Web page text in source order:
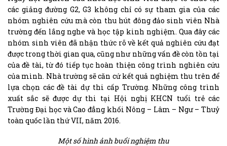
các giảng đường G2, G3 không chỉ có sự tham gia của các
nhóm nghiên cứu mà còn thu hút đông đảo sinh viên Nhà
trường đến lắng nghe và học tập kinh nghiệm. Qua đây các
nhóm sinh viên đã nhận thức rõ về kết quả nghiên cứu đạt
được trong thời gian qua, cũng như những vấn đề còn tồn tại
của đề tài, từ đó tiếp tục hoàn thiện công trình nghiên cứu
của mình. Nhà trường sẽ căn cứ kết quả nghiệm thu trên để
lựa chọn các đề tài dự thi cấp Trường. Những công trình
xuất sắc sẽ được dự thi tại Hội nghị KHCN tuổi trẻ các
Trường Đại học và Cao đẳng khối Nông – Lâm – Ngư – Thuỷ
toàn quốc lần thứ VII, năm 2016.
Một số hình ảnh buổi nghiệm thu